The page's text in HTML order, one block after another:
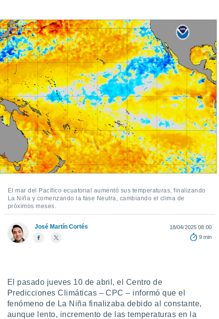
digital
basada
permite
seguir
contenido
coste.
botón
la
todas
ya sean
nos
y análisis
como
perfil
más
nuestra
y
ACEPTAR
Y
CONTINUAR
CONFIGURACIÓN
El mar del Pacífico ecuatorial aumentó sus temperaturas, finalizando
La Niña y comenzando la fase Neutra, cambiando el clima de
próximos meses.
José Martín Cortés
18/04/2025 08:00
9 min
El pasado jueves 10 de abril, el Centro de
Predicciones Climáticas – CPC – informó que el
fenómeno de La Niña finalizaba debido al constante,
aunque lento, incremento de las temperaturas en la